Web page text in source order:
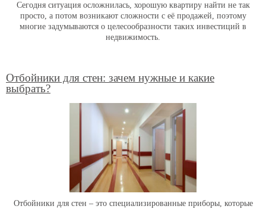
Сегодня ситуация осложнилась, хорошую квартиру найти не так
просто, а потом возникают сложности с её продажей, поэтому
многие задумываются о целесообразности таких инвестиций в
недвижимость.
Отбойники для стен: зачем нужные и какие
выбрать?
Отбойники для стен – это специализированные приборы, которые